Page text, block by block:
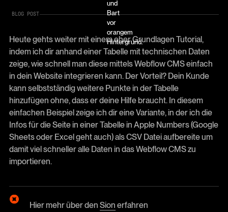
BLOG POST
Heute gehts weiter mit einem eher Grundlagen Tutorial,
indem ich dir anhand einer Tabelle mit technischen Daten
zeige, wie schnell man diese mittels Webflow CMS einfach
in dein Website integrieren kann. Der Vorteil? Dein Kunde
kann selbstständig weitere Punkte in der Tabelle
hinzufügen ohne, dass er deine Hilfe braucht. In diesem
einfachen Beispiel zeige ich dir eine Variante, in der ich die
Infos für die Seite in einer Tabelle in Apple Numbers (Google
Sheets oder Excel geht auch) als CSV Datei aufbereite um
damit viel schneller alle Daten in das Webflow CMS zu
importieren.
Hier mehr über denSion erfahren